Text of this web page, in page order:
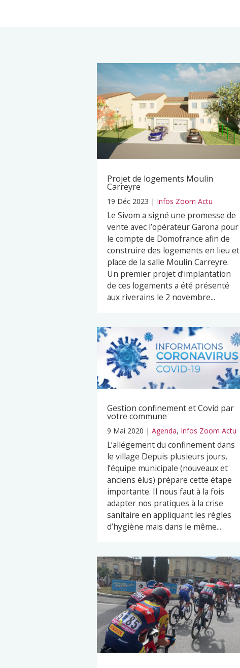
Projet de logements Moulin
Carreyre
19 Déc 2023 | Infos Zoom Actu
Le Sivom a signé une promesse de
vente avec l’opérateur Garona pour
le compte de Domofrance afin de
construire des logements en lieu et
place de la salle Moulin Carreyre.
Un premier projet d’implantation
de ces logements a été présenté
aux riverains le 2 novembre...
Gestion confinement et Covid par
votre commune
9 Mai 2020 | Agenda, Infos Zoom Actu
L’allégement du confinement dans
le village Depuis plusieurs jours,
l’équipe municipale (nouveaux et
anciens élus) prépare cette étape
importante. Il nous faut à la fois
adapter nos pratiques à la crise
sanitaire en appliquant les règles
d’hygiène mais dans le même...